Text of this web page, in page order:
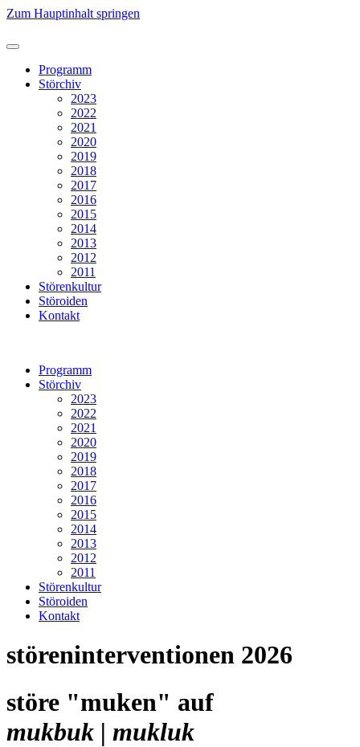
Zum Hauptinhalt springen
Programm
Störchiv
2023
2022
2021
2020
2019
2018
2017
2016
2015
2014
2013
2012
2011
Störenkultur
Störoiden
Kontakt
Programm
Störchiv
2023
2022
2021
2020
2019
2018
2017
2016
2015
2014
2013
2012
2011
Störenkultur
Störoiden
Kontakt
störeninterventionen 2026
störe "muken" auf
mukbuk | mukluk